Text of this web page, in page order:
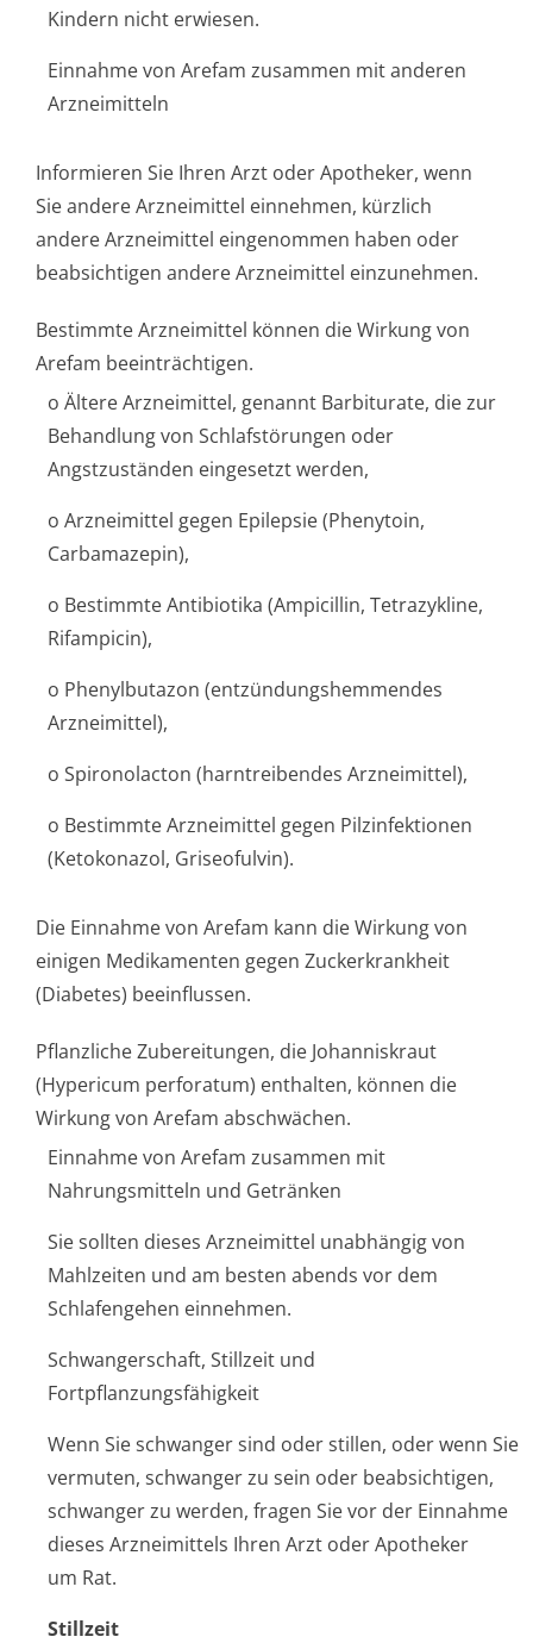
Kindern nicht erwiesen.
Einnahme von Arefam zusammen mit anderen
Arzneimitteln
Informieren Sie Ihren Arzt oder Apotheker, wenn
Sie andere Arzneimittel einnehmen, kürzlich
andere Arzneimittel eingenommen haben oder
beabsichtigen andere Arzneimittel einzunehmen.
Bestimmte Arzneimittel können die Wirkung von
Arefam beeinträchtigen.
o Ältere Arzneimittel, genannt Barbiturate, die zur
Behandlung von Schlafstörungen oder
Angstzuständen eingesetzt werden,
o Arzneimittel gegen Epilepsie (Phenytoin,
Carbamazepin),
o Bestimmte Antibiotika (Ampicillin, Tetrazykline,
Rifampicin),
o Phenylbutazon (entzündungshem­mendes
Arzneimittel),
o Spironolacton (harntreibendes Arzneimittel),
o Bestimmte Arzneimittel gegen Pilzinfektionen
(Ketokonazol, Griseofulvin).
Die Einnahme von Arefam kann die Wirkung von
einigen Medikamenten gegen Zuckerkrankheit
(Diabetes) beeinflussen.
Pflanzliche Zubereitungen, die Johanniskraut
(Hypericum perforatum) enthalten, können die
Wirkung von Arefam abschwächen.
Einnahme von Arefam zusammen mit
Nahrungsmitteln und Getränken
Sie sollten dieses Arzneimittel unabhängig von
Mahlzeiten und am besten abends vor dem
Schlafengehen einnehmen.
Schwangerschaft, Stillzeit und
Fortpflanzungsfähigkeit
Wenn Sie schwanger sind oder stillen, oder wenn Sie
vermuten, schwanger zu sein oder beabsichtigen,
schwanger zu werden, fragen Sie vor der Einnahme
dieses Arzneimittels Ihren Arzt oder Apotheker
um Rat.
Stillzeit